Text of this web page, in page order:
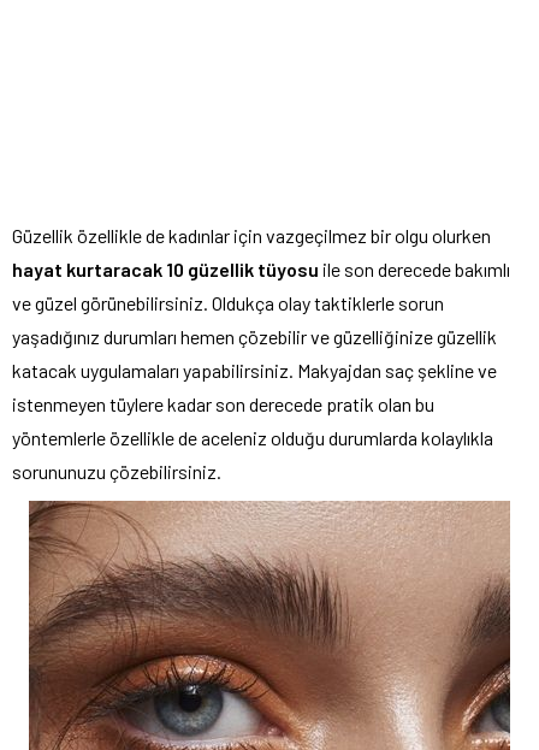
Güzellik özellikle de kadınlar için vazgeçilmez bir olgu olurken
hayat kurtaracak 10 güzellik tüyosu ile son derecede bakımlı
ve güzel görünebilirsiniz. Oldukça olay taktiklerle sorun
yaşadığınız durumları hemen çözebilir ve güzelliğinize güzellik
katacak uygulamaları yapabilirsiniz. Makyajdan saç şekline ve
istenmeyen tüylere kadar son derecede pratik olan bu
yöntemlerle özellikle de aceleniz olduğu durumlarda kolaylıkla
sorununuzu çözebilirsiniz.